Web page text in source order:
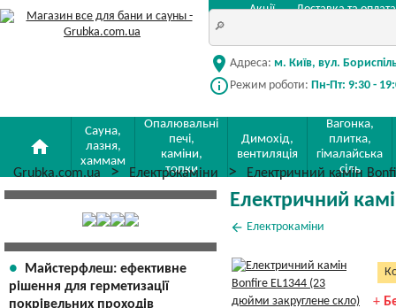
Акції Доставка та оплата
location_on Адреса: м. Київ, вул.
info_outline Режим роботи: Пн-Пт: 9:30 -
home
Сауна,
лазня,
хаммам
Опалювальні
печі,
каміни,
топки
Димохід,
вентиляція
Вагонка,
плитка,
гімалайська
сіль
Grubka.com.ua Електрокаміни Електричний камін
Майстерфлеш: ефективне
рішення для герметизації
покрівельних проходів
Електричний
arrow_back Електрокаміни
+